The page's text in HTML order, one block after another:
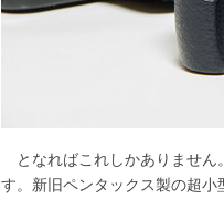
となればこれしかありません
す。新旧ペンタックス製の超小